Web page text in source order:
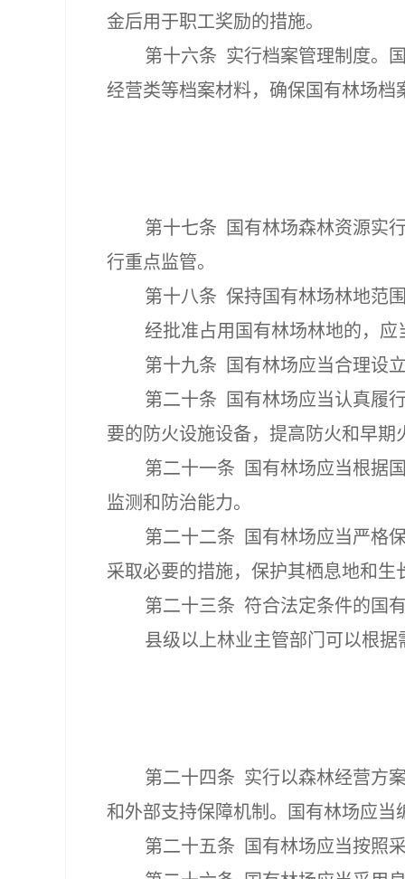
金后用于职工奖励的措施。
第十六条 实行档案管理制度。
经营类等档案材料，确保国有林场
第十七条
国有林场森林资源实
行重点监管。
第十八条 保持国有林场林地范
经批准占用国有林场林地的，
第十九条
国有林场应当合理设
第二十条
国有林场应当认真履
要的防火设施设备，提高防火和早期
第二十一条
国有林场应当根据
监测和防治能力。
第二十二条
国有林场应当严格
采取必要的措施，保护其栖息地和生
第二十三条 符合法定条件的国
县级以上林业主管部门可以根
第二十四条 实行以森林经营方
和外部支持保障机制。国有林场应当
第二十五条
国有林场应当按照